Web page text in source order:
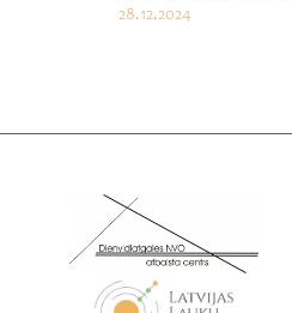
28.12.2024